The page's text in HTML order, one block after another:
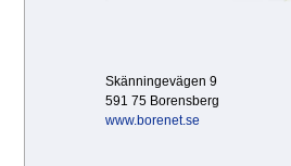
Skänningevägen 9
591 75 Borensberg
www.borenet.se